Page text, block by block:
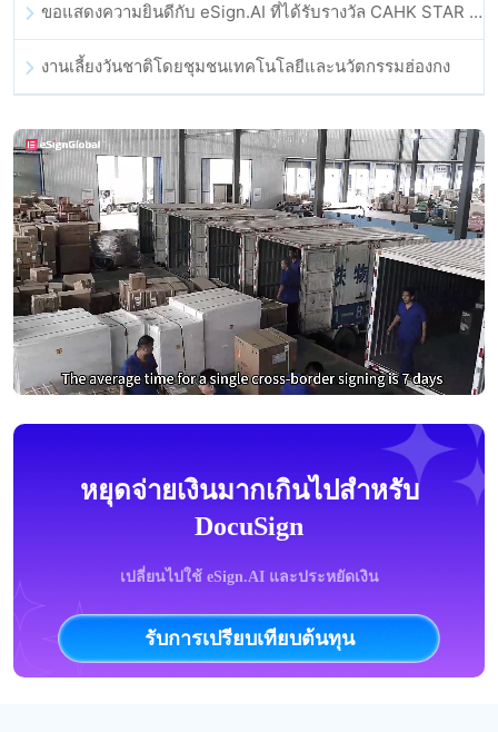
ขอแสดงความยินดีกับ eSign.AI ที่ได้รับรางวัล CAHK STAR Award 2025
งานเลี้ยงวันชาติโดยชุมชนเทคโนโลยีและนวัตกรรมฮ่องกง
หยุดจ่ายเงินมากเกินไปสำหรับ
DocuSign
เปลี่ยนไปใช้ eSign.AI และประหยัดเงิน
รับการเปรียบเทียบต้นทุน